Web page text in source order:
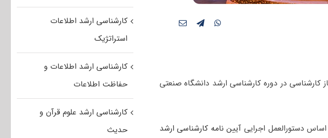
کارشناسی در دوره کارشناسی ارشد دانشگاه صنعتی
دستورالعمل اجرایی آیین نامه کارشناسی ارشد
کارشناسی ارشد اطلاعات
استراتژیک
کارشناسی ارشد اطلاعات و
حفاظت اطلاعات
کارشناسی ارشد علوم قرآن و
حدیث